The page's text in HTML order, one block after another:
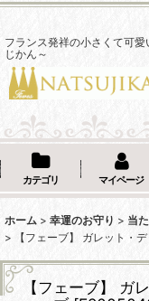
フランス発祥の小さくて可
じかん～
カテゴリ マイページ
ホーム > 幸運のお守り > 当
>
【フェーブ】 ガレット・
【フェーブ】 ガ